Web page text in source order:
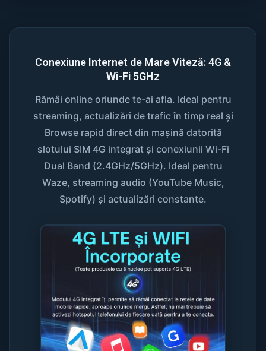
Conexiune Internet de Mare Viteză: 4G &
Wi-Fi 5GHz
Rămâi online oriunde te-ai afla. Ideal pentru
streaming, actualizări de trafic în timp real și
Browse rapid direct din mașină datorită
slotului SIM 4G integrat și conexiunii Wi-Fi
Dual Band (2.4GHz/5GHz). Ideal pentru
Waze, streaming audio (YouTube Music,
Spotify) și actualizări constante.